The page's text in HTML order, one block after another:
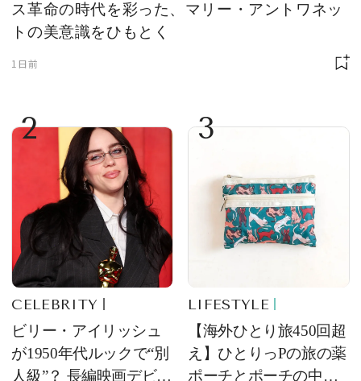
ス革命の時代を彩った、マリー・アントワネッ
トの美意識をひもとく
1日前
2
CELEBRITY
ビリー・アイリッシュ
が1950年代ルックで“別
人級”？ 長編映画デビュ
3
LIFESTYLE
【海外ひとり旅450回超
え】ひとりっPの旅の薬
ポーチとポーチの中身